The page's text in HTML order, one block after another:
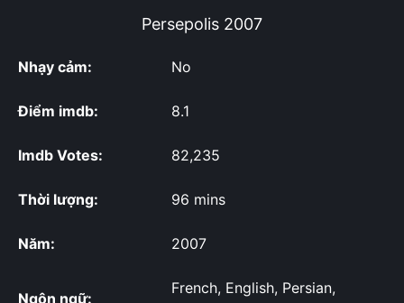
Persepolis 2007
Nhạy cảm: No
Điểm imdb: 8.1
Imdb Votes: 82,235
Thời lượng: 96 mins
Năm: 2007
Ngôn ngữ:
French, English, Persian,